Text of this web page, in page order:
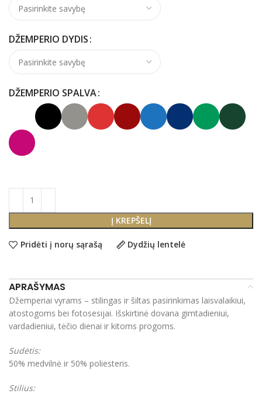
DŽEMPERIO DYDIS
DŽEMPERIO SPALVA
Į KREPŠELĮ
Pridėti į norų sąrašą Dydžių lentelė
APRAŠYMAS
Džemperiai vyrams – stilingas ir šiltas pasirinkimas laisvalaikiui,
atostogoms bei fotosesijai. Išskirtinė dovana gimtadieniui,
vardadieniui, tėčio dienai ir kitoms progoms.
Sudėtis:
50% medvilnė ir 50% poliesteris.
Stilius: